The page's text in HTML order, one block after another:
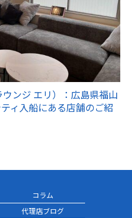
ンジ エリ）：広島県福山
ィ入船にある店舗のご紹
コラム
代理店ブログ